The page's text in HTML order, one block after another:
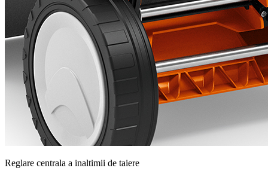
Reglare centrala a inaltimii de taiere